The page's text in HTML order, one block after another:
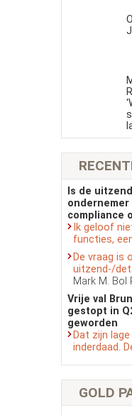
Is de
compliance
Ik geloof
functies,
De vraag is
uitzend-/
Mark M. Bol
Vrije val
gestopt in
geworden
Dat zijn
inderdaad.
GOLD